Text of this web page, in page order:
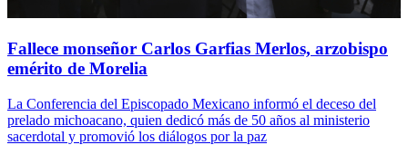
Fallece monseñor Carlos Garfias Merlos, arzobispo
emérito de Morelia
La Conferencia del Episcopado Mexicano informó el deceso del
prelado michoacano, quien dedicó más de 50 años al ministerio
sacerdotal y promovió los diálogos por la paz